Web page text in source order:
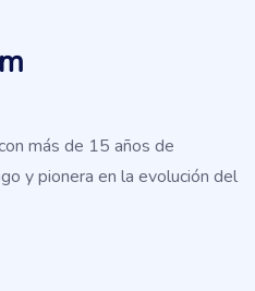
más de 15 años de
y pionera en la evolución del